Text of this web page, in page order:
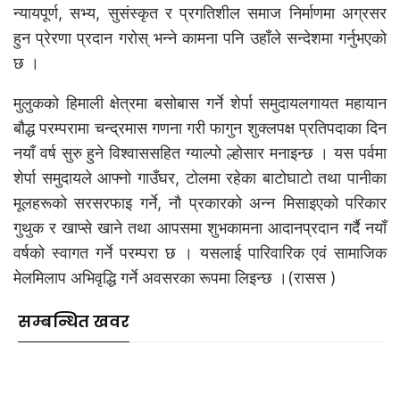
न्यायपूर्ण, सभ्य, सुसंस्कृत र प्रगतिशील समाज निर्माणमा अग्रसर
हुन प्रेरणा प्रदान गरोस् भन्ने कामना पनि उहाँले सन्देशमा गर्नुभएको
छ ।
मुलुकको हिमाली क्षेत्रमा बसोबास गर्ने शेर्पा समुदायलगायत महायान
बौद्ध परम्परामा चन्द्रमास गणना गरी फागुन शुक्लपक्ष प्रतिपदाका दिन
नयाँ वर्ष सुरु हुने विश्वाससहित ग्याल्पो ल्होसार मनाइन्छ । यस पर्वमा
शेर्पा समुदायले आफ्नो गाउँघर, टोलमा रहेका बाटोघाटो तथा पानीका
मूलहरूको सरसरफाइ गर्ने, नौ प्रकारको अन्न मिसाइएको परिकार
गुथुक र खाप्से खाने तथा आपसमा शुभकामना आदानप्रदान गर्दै नयाँ
वर्षको स्वागत गर्ने परम्परा छ । यसलाई पारिवारिक एवं सामाजिक
मेलमिलाप अभिवृद्धि गर्ने अवसरका रूपमा लिइन्छ ।(रासस )
सम्बन्धित खवर